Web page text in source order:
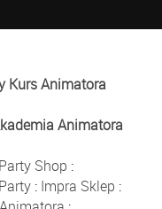
Kurs Animatora
Animatora
Party Shop :
Party : Impra Sklep :